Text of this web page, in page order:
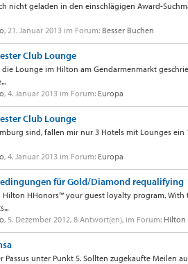
nicht geladen in den einschlägigen Award-
, 21. Januar 2013 im Forum: Besser Buchen
Club Lounge
Lounge im Hilton am Gendarmenmarkt
, 4. Januar 2013 im Forum: Europa
Club Lounge
sind, fallen mir nur 3 Hotels mit Lounges
, 4. Januar 2013 im Forum: Europa
für Gold/Diamond requalifying
HHonors™ your guest loyalty program.
, 5. Dezember 2012, 8 Antwort(en), im Forum: Hilton
Passus unter Punkt 5. Sollten zugekaufte Meilen